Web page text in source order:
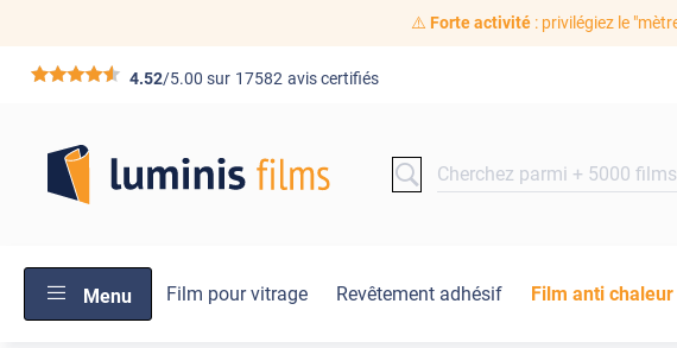
⚠️ Forte activité: privilégiez le
*****4.52/5.00 sur 17582 avis certifiés
Menu Film pour vitrage Revêtement adhésif Film anti chaleur